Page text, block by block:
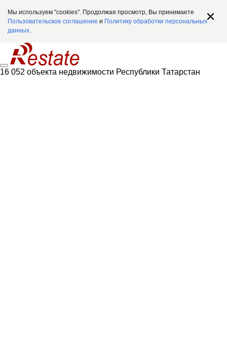
Мы используем "cookies". Продолжая просмотр, Вы принимаете
Пользовательское соглашение и Политику обработки персональных
данных.
16 052 объекта недвижимости Республики Татарстан